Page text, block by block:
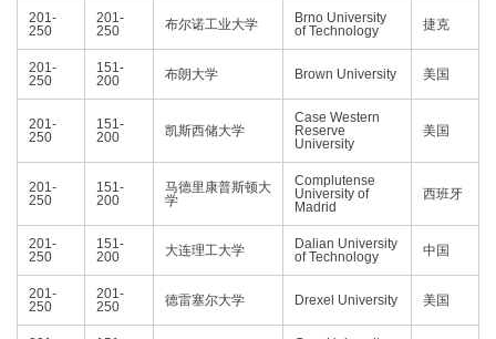
201-
250
201-
250
布尔诺工业大学
Brno University
of Technology
捷克
201-
250
151-
200
布朗大学 Brown University 美国
201-
250
151-
200
凯斯西储大学
Case Western
Reserve
University
美国
201-
250
151-
200
马德里康普斯顿大
学
Complutense
University of
Madrid
西班牙
201-
250
151-
200
大连理工大学
Dalian University
of Technology
中国
201-
250
201-
250
德雷塞尔大学 Drexel University 美国